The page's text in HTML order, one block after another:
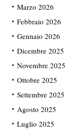
Marzo 2026
Febbraio 2026
Gennaio 2026
Dicembre 2025
Novembre 2025
Ottobre 2025
Settembre 2025
Agosto 2025
Luglio 2025